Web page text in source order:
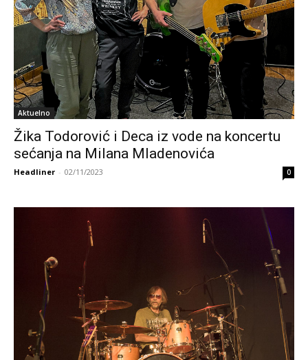
Aktuelno
Žika Todorović i Deca iz vode na koncertu
sećanja na Milana Mladenovića
Headliner - 02/11/2023 0